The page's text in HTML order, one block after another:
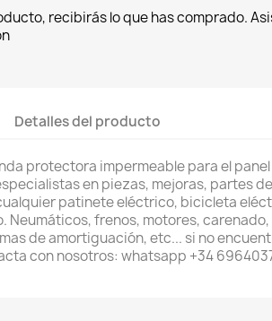
recibirás lo que has comprado.
Detalles del producto
protectora impermeable para el
en piezas, mejoras, partes de
patinete eléctrico, bicicleta
Neumáticos, frenos, motores, carenado,
de amortiguación, etc... si no
con nosotros: whatsapp +34